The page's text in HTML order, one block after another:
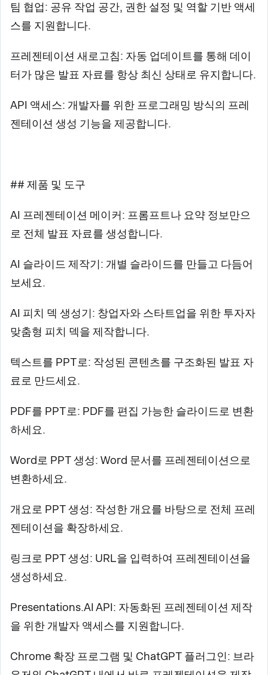
팀 협업: 공유 작업 공간, 권한 설정 및 역할 기반 액세
스를 지원합니다.
프레젠테이션 새로고침: 자동 업데이트를 통해 데이
터가 많은 발표 자료를 항상 최신 상태로 유지합니다.
API 액세스: 개발자를 위한 프로그래밍 방식의 프레
젠테이션 생성 기능을 제공합니다.
## 제품 및 도구
AI 프레젠테이션 메이커: 프롬프트나 요약 정보만으
로 전체 발표 자료를 생성합니다.
AI 슬라이드 제작기: 개별 슬라이드를 만들고 다듬어
보세요.
AI 피치 덱 생성기: 창업자와 스타트업을 위한 투자자
맞춤형 피치 덱을 제작합니다.
텍스트를 PPT로: 작성된 콘텐츠를 구조화된 발표 자
료로 만드세요.
PDF를 PPT로: PDF를 편집 가능한 슬라이드로 변환
하세요.
Word로 PPT 생성: Word 문서를 프레젠테이션으로
변환하세요.
개요로 PPT 생성: 작성한 개요를 바탕으로 전체 프레
젠테이션을 확장하세요.
링크로 PPT 생성: URL을 입력하여 프레젠테이션을
생성하세요.
Presentations.AI API: 자동화된 프레젠테이션 제작
을 위한 개발자 액세스를 지원합니다.
Chrome 확장 프로그램 및 ChatGPT 플러그인: 브라